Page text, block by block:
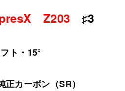
Z203 ♯3
ト・15°
正カーボン（SR）